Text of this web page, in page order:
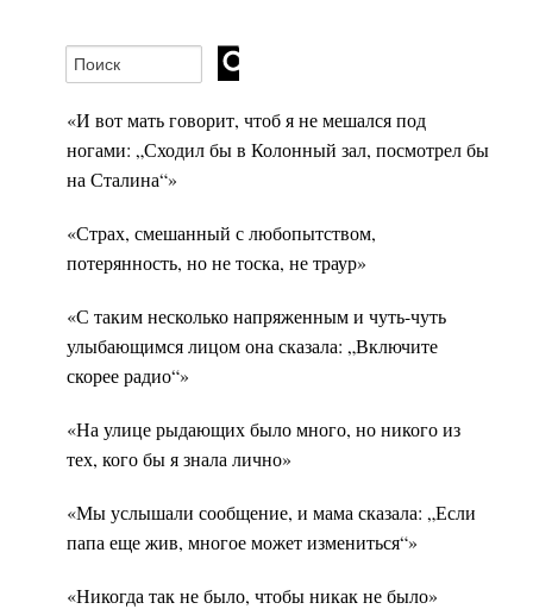
«И вот мать говорит, чтоб я не мешался под
ногами: „Сходил бы в Колонный зал, посмотрел бы
на Сталина“»
«Страх, смешанный с любопытством,
потерянность, но не тоска, не траур»
«С таким несколько напряженным и чуть-чуть
улыбающимся лицом она сказала: „Включите
скорее радио“»
«На улице рыдающих было много, но никого из
тех, кого бы я знала лично»
«Мы услышали сообщение, и мама сказала: „Если
папа еще жив, многое может измениться“»
«Никогда так не было, чтобы никак не было»